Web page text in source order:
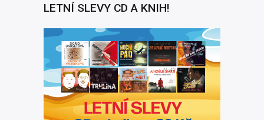
LETNÍ SLEVY CD A KNIH!